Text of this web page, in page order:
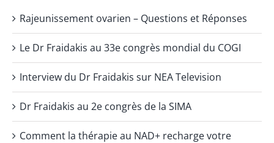
Rajeunissement ovarien – Questions et Réponses
Le Dr Fraidakis au 33e congrès mondial du COGI
Interview du Dr Fraidakis sur NEA Television
Dr Fraidakis au 2e congrès de la SIMA
Comment la thérapie au NAD+ recharge votre